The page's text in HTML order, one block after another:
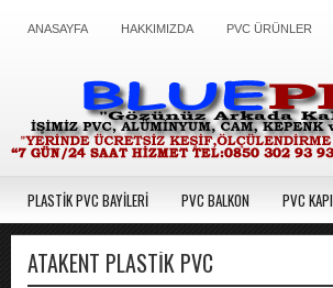
ANASAYFA HAKKIMIZDA PVC ÜRÜNLER
PLASTİK PVC BAYİLERİ PVC BALKON PVC KAPI
ATAKENT PLASTIK PVC